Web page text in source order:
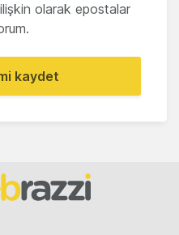
olarak epostalar
kaydet